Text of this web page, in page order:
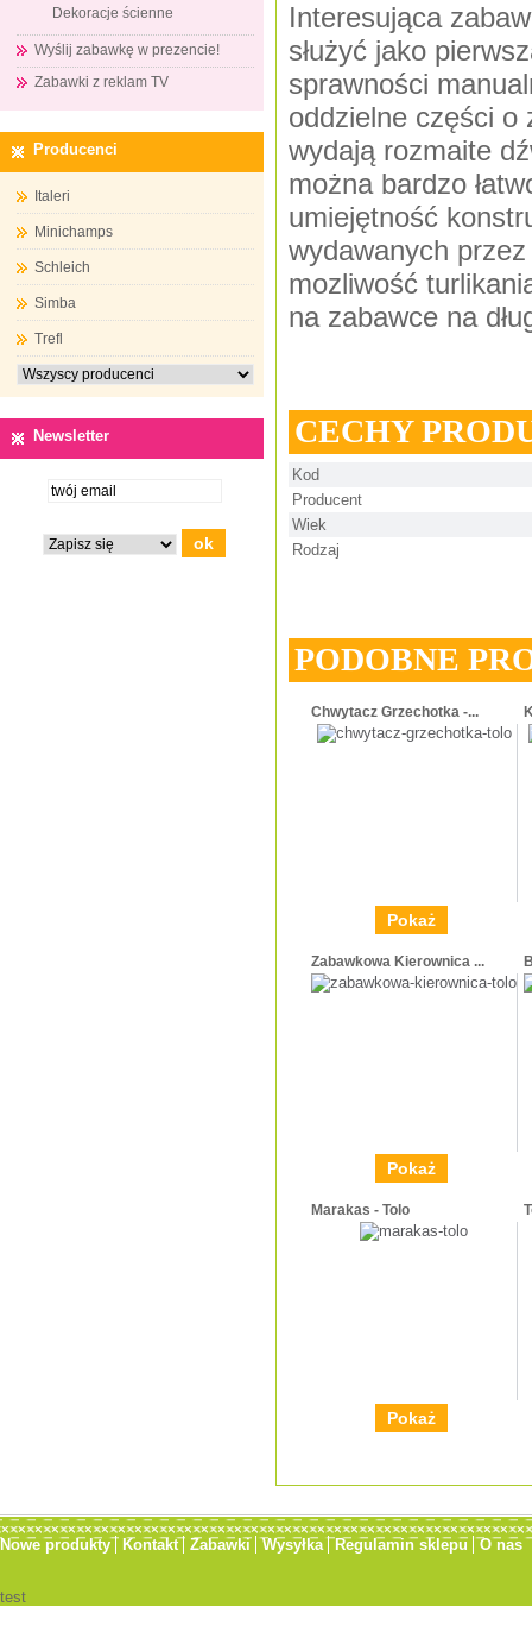
Dekoracje ścienne
Wyślij zabawkę w prezencie!
Zabawki z reklam TV
Producenci
Italeri
Minichamps
Schleich
Simba
Trefl
Newsletter
Interesująca
służyć jako
sprawności
oddzielne części o
wydają rozmaite
można bardzo
umiejętność
wydawanych
mozliwość
na zabawce na
CECHY
Kod
Producent
Wiek
Rodzaj
PODOBNE
Chwytacz Grzechotka -...
Pokaż
Zabawkowa Kierownica ...
Pokaż
Marakas - Tolo
Pokaż
Nowe produkty Kontakt Zabawki Wysyłka Regulamin sklepu O nas
test